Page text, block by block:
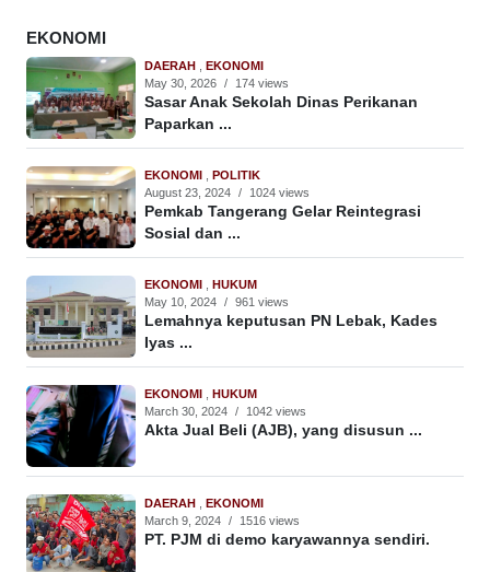
EKONOMI
DAERAH
EKONOMI
May 30, 2026 / 174 views
Sasar Anak Sekolah Dinas Perikanan
Paparkan ...
EKONOMI
POLITIK
August 23, 2024 / 1024 views
Pemkab Tangerang Gelar Reintegrasi
Sosial dan ...
EKONOMI
HUKUM
May 10, 2024 / 961 views
Lemahnya keputusan PN Lebak, Kades
Iyas ...
EKONOMI
HUKUM
March 30, 2024 / 1042 views
Akta Jual Beli (AJB), yang disusun ...
DAERAH
EKONOMI
March 9, 2024 / 1516 views
PT. PJM di demo karyawannya sendiri.